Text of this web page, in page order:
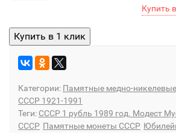
Категории: Памятные медно-
СССР 1921-1991
Теги: СССР 1 рубль 1989 год. Модест
СССР Памятные монеты СССР